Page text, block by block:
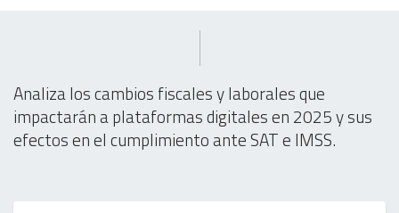
Analiza los cambios fiscales y laborales que
impactarán a plataformas digitales en 2025 y sus
efectos en el cumplimiento ante SAT e IMSS.